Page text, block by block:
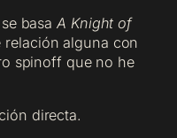
basaA Knight of
relación alguna con
spinoff que no he
directa.